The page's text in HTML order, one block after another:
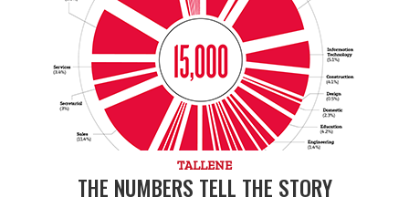
TALLENE
THE NUMBERS TELL THE STORY